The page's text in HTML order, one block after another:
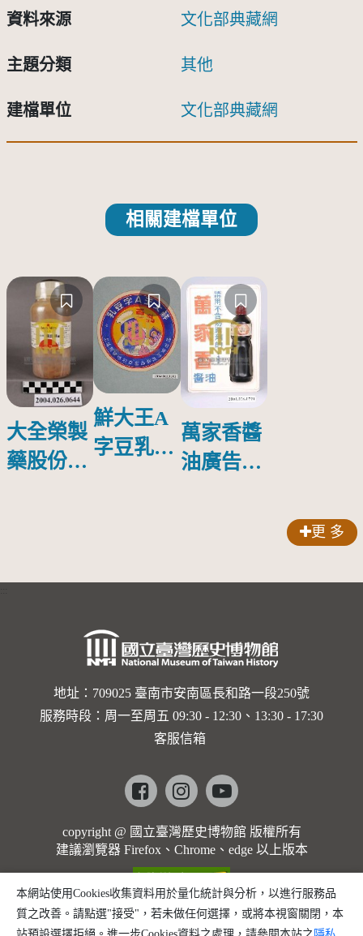
資料來源 文化部典藏網
主題分類 其他
建檔單位 文化部典藏網
相關建檔單位
大全榮製
藥股份有
鮮大王A
字豆乳罐
萬家香醬
油廣告塑
更 多
地址：709025 臺南市安南區長和路一段250號
服務時段：周一至周五 09:30 - 12:30、13:30 - 17:30
客服信箱
Facebookinstagramyoutube
copyright @ 國立臺灣歷史博物館 版權所有
建議瀏覽器 Firefox、Chrome、edge 以上版本
本網站使用Cookies收集資料用於量化統計與分析，以進行服務品
質之改善。請點選"接受"，若未做任何選擇，或將本視窗關閉，本
站預設選擇拒絕。進一步Cookies資料之處理，請參閱本站之 隱私